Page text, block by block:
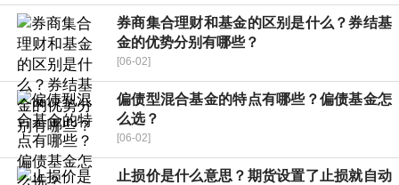
券商集合理财和基金的区别是什么？券结基
金的优势分别有哪些？
[06-02]
偏债型混合基金的特点有哪些？偏债基金怎
么选？
[06-02]
止损价是什么意思？期货设置了止损就自动